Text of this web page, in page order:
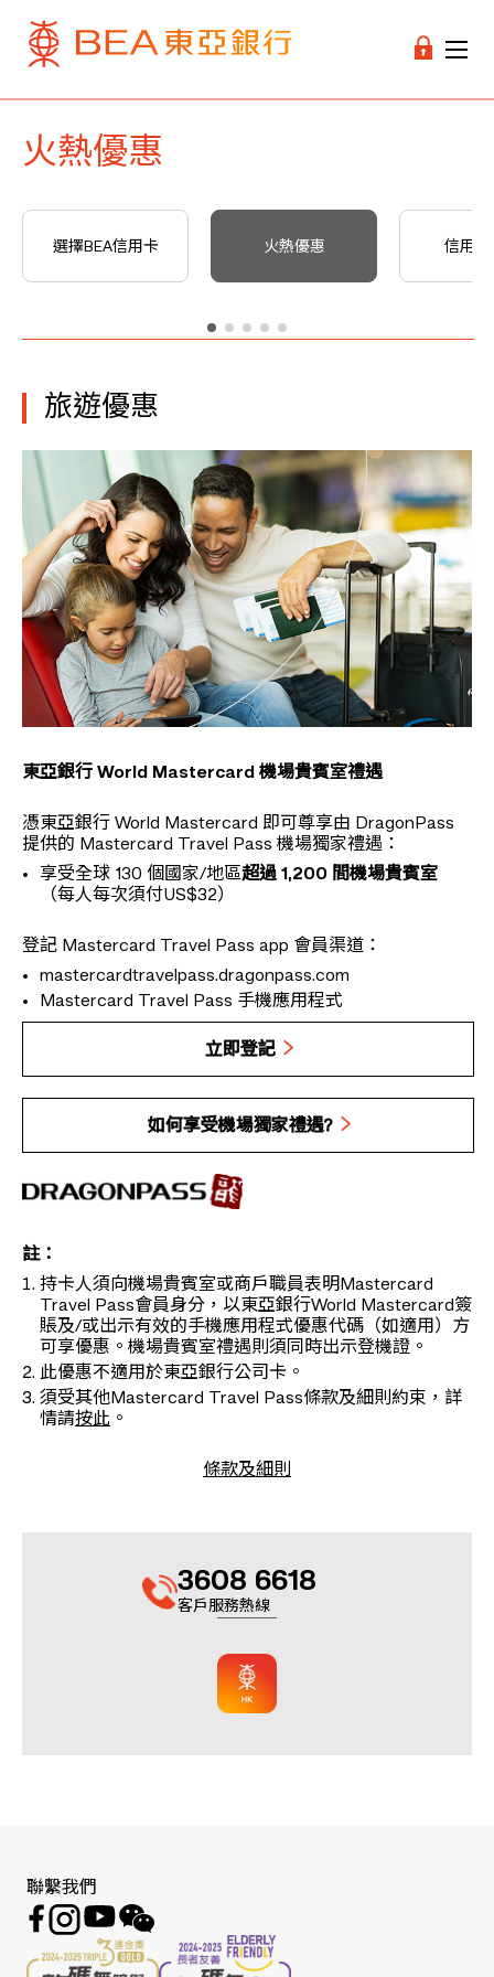
火熱優惠
選擇BEA信用卡 火熱優惠 信用卡
旅遊優惠
東亞銀行 World Mastercard 機場貴賓室禮遇
憑東亞銀行 World Mastercard 即可尊享由 DragonPass
提供的 Mastercard Travel Pass 機場獨家禮遇：
享受全球 130 個國家/地區超過 1,200 間機場貴賓室
（每人每次須付US$32）
登記 Mastercard Travel Pass app 會員渠道：
mastercardtravelpass.dragonpass.com
Mastercard Travel Pass 手機應用程式
立即登記
如何享受機場獨家禮遇?
註：
持卡人須向機場貴賓室或商戶職員表明Mastercard
Travel Pass會員身分，以東亞銀行World Mastercard簽
賬及/或出示有效的手機應用程式優惠代碼（如適用）方
可享優惠。機場貴賓室禮遇則須同時出示登機證。
此優惠不適用於東亞銀行公司卡。
須受其他Mastercard Travel Pass條款及細則約束，詳
情請按此 。
條款及細則
3608 6618
客戶服務熱線
聯繫我們